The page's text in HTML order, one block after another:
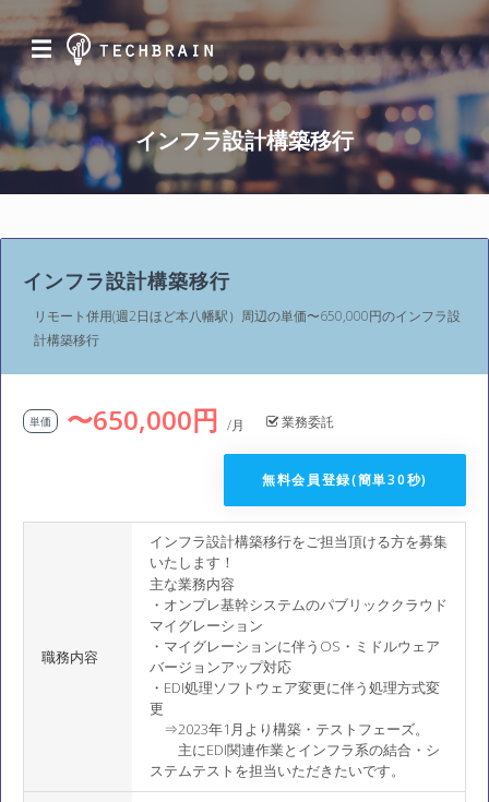
☰
インフラ設計構築移行
インフラ設計構築移行
リモート併用(週2日ほど本八幡駅）周辺の単価〜650,000円のインフラ設
計構築移行
単価 〜650,000円 /月 業務委託
無料会員登録(簡単30秒)
職務内容
インフラ設計構築移行をご担当頂ける方を募集
いたします！
主な業務内容
・オンプレ基幹システムのパブリッククラウド
マイグレーション
・マイグレーションに伴うOS・ミドルウェア
バージョンアップ対応
・EDI処理ソフトウェア変更に伴う処理方式変
更
⇒2023年1月より構築・テストフェーズ。
主にEDI関連作業とインフラ系の結合・シ
ステムテストを担当いただきたいです。